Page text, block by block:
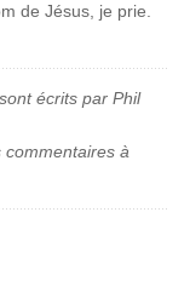
de Jésus, je prie.
écrits par Phil
commentaires à